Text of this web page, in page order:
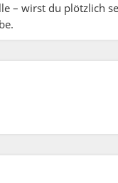
– wirst du plötzlich